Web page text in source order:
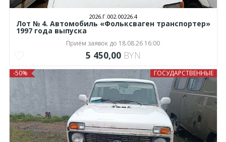
2026.Г.002.00226.4
Лот № 4. Автомобиль «Фольксваген транспортер»
1997 года выпуска
Приём заявок до 18.08.26 16:00
5 450,00 BYN
ГОСУДАРСТВЕННЫЕ
-50%